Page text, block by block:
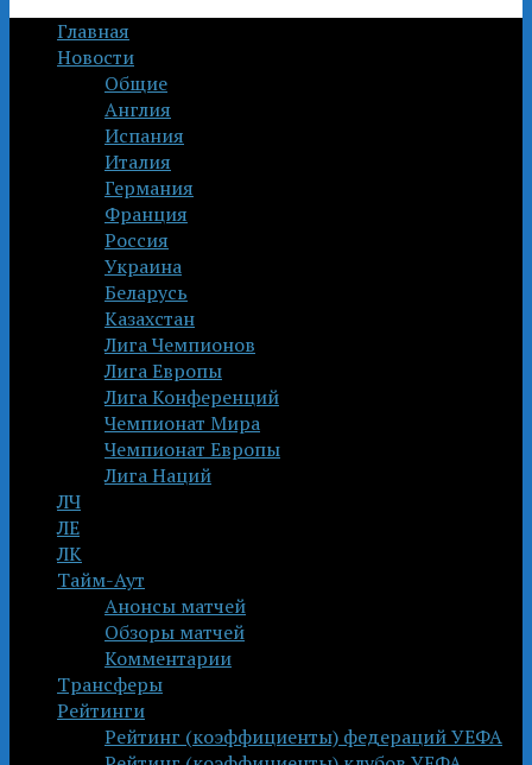
Главная
Новости
Общие
Англия
Испания
Италия
Германия
Франция
Россия
Украина
Беларусь
Казахстан
Лига Чемпионов
Лига Европы
Лига Конференций
Чемпионат Мира
Чемпионат Европы
Лига Наций
ЛЧ
ЛЕ
ЛК
Тайм-Аут
Анонсы матчей
Обзоры матчей
Комментарии
Трансферы
Рейтинги
Рейтинг (коэффициенты) федераций УЕФА